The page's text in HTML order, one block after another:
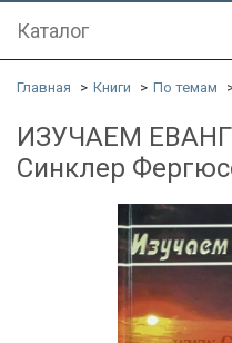
Каталог
Главная Книги По темам
ИЗУЧАЕМ
Синклер